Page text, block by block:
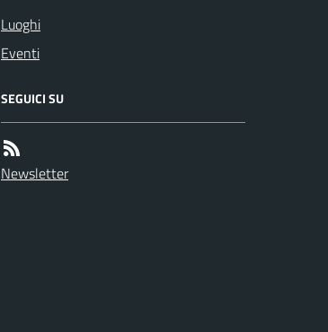
Luoghi
Eventi
SEGUICI SU
Newsletter